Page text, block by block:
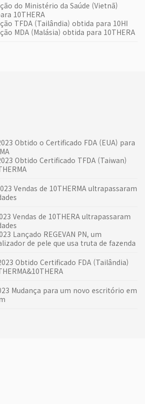
do Ministério da Saúde (Vietnã)
10THERA
TFDA (Tailândia) obtida para 10HI
MDA (Malásia) obtida para 10THERA
Obtido o Certificado FDA (EUA) para
Obtido Certificado TFDA (Taiwan)
Vendas de 10THERMA ultrapassaram
Vendas de 10THERA ultrapassaram
Lançado REGEVAN PN, um
de pele que usa truta de fazenda
Obtido Certificado FDA (Tailândia)
Mudança para um novo escritório em